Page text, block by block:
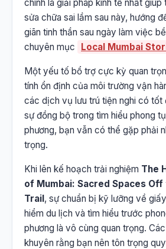
chính là giải pháp kinh tế nhất
sửa chữa sai lầm sau này, hướng
giãn tinh thần sau ngày làm việc
chuyên mục
Local Mumbai
Một yếu tố bổ trợ cực kỳ quan
tính ổn định của môi trường vận
các dịch vụ lưu trú tiện nghi có tốt
sự đồng bộ trong tìm hiểu phong
phương, bạn vẫn có thể gặp phải
trọng.
Khi lên kế hoạch trải nghiệm The
of Mumbai: Sacred Spaces
Trail, sự chuẩn bị kỹ lưỡng về
hiểm du lịch và tìm hiểu trước
phương là vô cùng quan trọng.
khuyên rằng bạn nên tôn trọng